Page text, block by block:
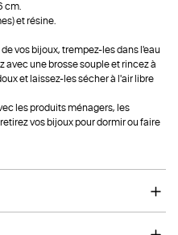
cm.
et résine.
de vos bijoux, trempez-les dans l'eau
avec une brosse souple et rincez à
et laissez-les sécher à l'air libre
les produits ménagers, les
vos bijoux pour dormir ou faire